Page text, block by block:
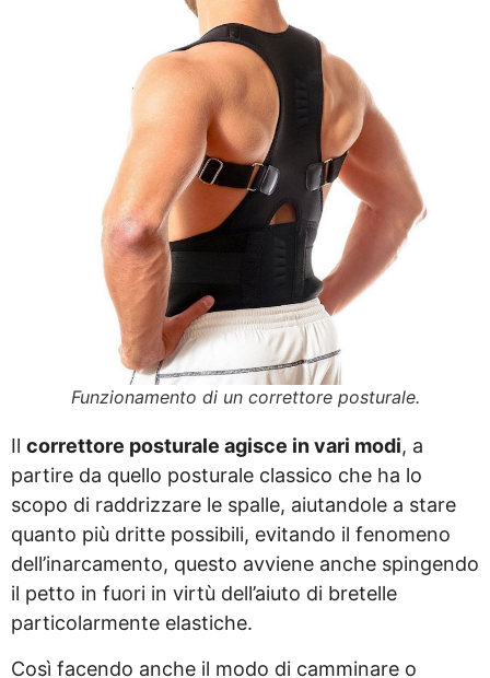
Funzionamento di un correttore posturale.
Il correttore posturale agisce in vari modi, a
partire da quello posturale classico che ha lo
scopo di raddrizzare le spalle, aiutandole a stare
quanto più dritte possibili, evitando il fenomeno
dell’inarcamento, questo avviene anche spingendo
il petto in fuori in virtù dell’aiuto di bretelle
particolarmente elastiche.
Così facendo anche il modo di camminare o